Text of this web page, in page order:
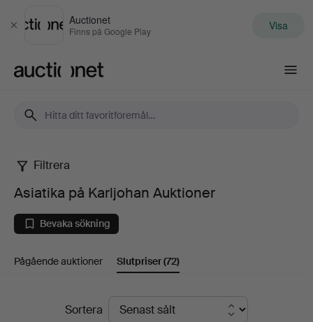
Stäng
Auctionet
Finns på Google Play Visa
Asiatika
på
Karljohan
Auktioner
Filtrera
Asiatika på Karljohan Auktioner
Bevaka sökning
Pågående auktioner Slutpriser(72)
SlutpriserSortera